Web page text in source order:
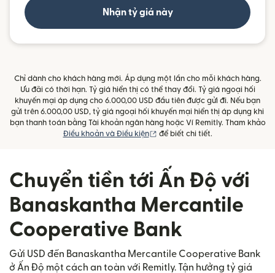
Nhận tỷ giá này
Chỉ dành cho khách hàng mới. Áp dụng một lần cho mỗi khách hàng.
Ưu đãi có thời hạn. Tỷ giá hiển thị có thể thay đổi. Tỷ giá ngoại hối
khuyến mại áp dụng cho 6.000,00 USD đầu tiên được gửi đi. Nếu bạn
gửi trên 6.000,00 USD, tỷ giá ngoại hối khuyến mại hiển thị áp dụng khi
bạn thanh toán bằng Tài khoản ngân hàng hoặc Ví Remitly. Tham khảo
Điều khoản và Điều kiện
(mở trong cửa sổ mới)
để biết chi tiết.
Chuyển tiền tới Ấn Độ với
Banaskantha Mercantile
Cooperative Bank
Gửi USD đến Banaskantha Mercantile Cooperative Bank
ở Ấn Độ một cách an toàn với Remitly. Tận hưởng tỷ giá